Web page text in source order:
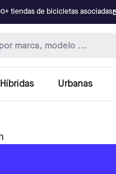
tiendas de bicicletas asociadas
Híbridas Urbanas